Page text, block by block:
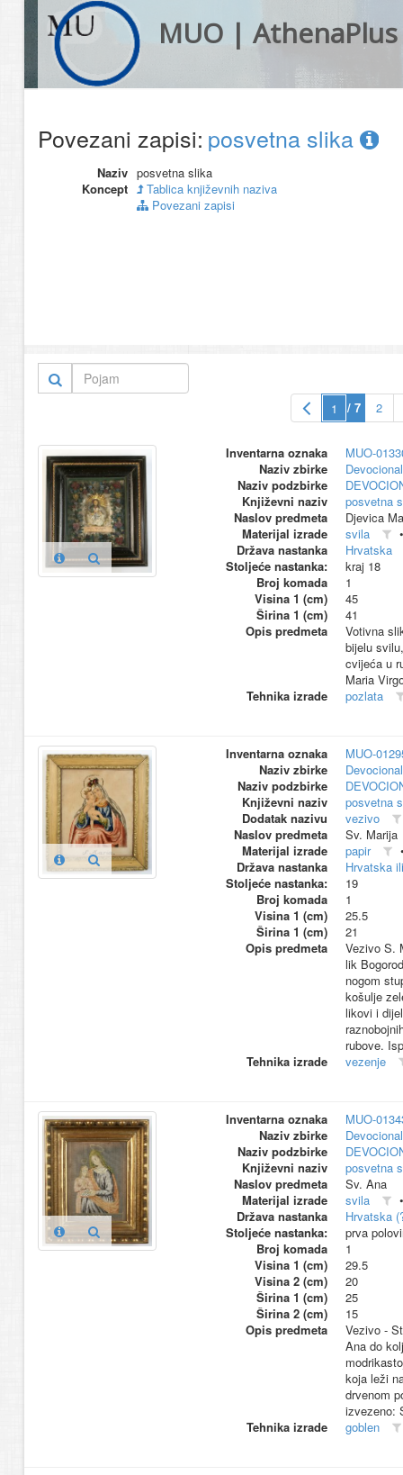
MUO | AthenaPlus
Povezani zapisi: posvetna slika
Naziv posvetna slika
Koncept
Tablica književnih naziva
Povezani zapisi
/ 7 2
Inventarna oznaka
MUO-
Naziv zbirke
Naziv podzbirke
Književni naziv
posvetna
Naslov predmeta
Djevica
Materijal izrade
svila
Država nastanka
Hrvatska
Stoljeće nastanka:
kraj 18
Broj komada
1
Visina 1 (cm)
45
Širina 1 (cm)
41
Opis predmeta
Votivna
bijelu
cvijeća u
Maria
Tehnika izrade
pozlata
Inventarna oznaka
MUO-
Naziv zbirke
Naziv podzbirke
Književni naziv
posvetna
Dodatak nazivu
vezivo
Naslov predmeta
Sv. Marija
Materijal izrade
papir
Država nastanka
Hrvatska
Stoljeće nastanka:
19
Broj komada
1
Visina 1 (cm)
25.5
Širina 1 (cm)
21
Opis predmeta
Vezivo S.
lik
nogom
košulje
likovi i
rubove.
Tehnika izrade
vezenje
Inventarna oznaka
MUO-
Naziv zbirke
Naziv podzbirke
Književni naziv
posvetna
Naslov predmeta
Sv. Ana
Materijal izrade
svila
Država nastanka
Hrvatska
Stoljeće nastanka:
prva
Broj komada
1
Visina 1 (cm)
29.5
Visina 2 (cm)
20
Širina 1 (cm)
25
Širina 2 (cm)
15
Opis predmeta
Vezivo -
Ana do
koja leži
drvenom
izvezeno:
Tehnika izrade
goblen